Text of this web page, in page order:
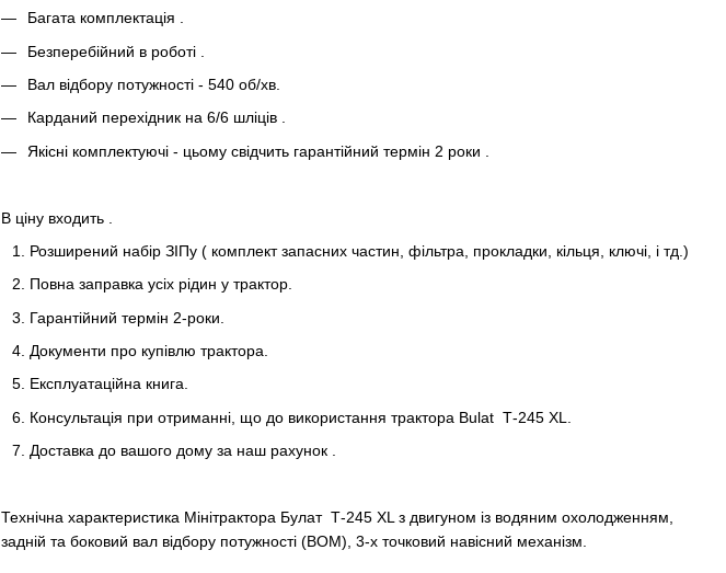
Багата комплектація .
Безперебійний в роботі .
Вал відбору потужності - 540 об/хв.
Карданий перехідник на 6/6 шліців .
Якісні комплектуючі - цьому свідчить гарантійний термін 2 роки .
В ціну входить .
Розширений набір ЗІПу ( комплект запасних частин, фільтра, прокладки, кільця, ключі, і тд.)
Повна заправка усіх рідин у трактор.
Гарантійний термін 2-роки.
Документи про купівлю трактора.
Експлуатаційна книга.
Консультація при отриманні, що до використання трактора Bulat Т-245 XL.
Доставка до вашого дому за наш рахунок .
Технічна характеристика Мінітрактора Булат Т-245 XL з двигуном із водяним охолодженням,
задній та боковий вал відбору потужності (ВОМ), 3-х точковий навісний механізм.